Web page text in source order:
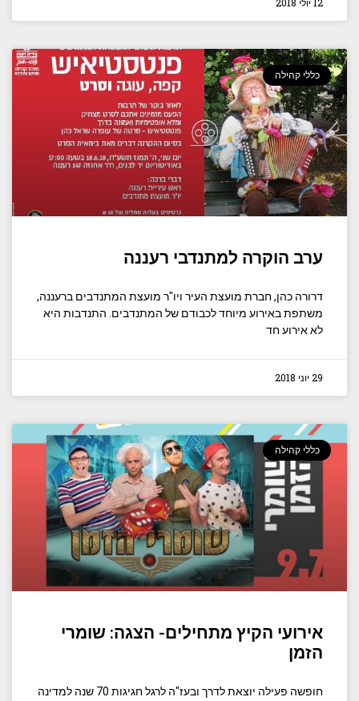
כללי קהילה
ערב הוקרה למתנדבי רעננה
דרורה כהן, חברת מועצת העיר ויו"ר מועצת המתנדבים ברעננה,
משתפת באירוע מיוחד לכבודם של המתנדבים. התנדבות היא
לא אירוע חד
29 יוני 2018
כללי קהילה
אירועי הקיץ מתחילים- הצגה: שומרי
הזמן
חופשה פעילה יוצאת לדרך ובעז"ה לרגל חגיגות 70 שנה למדינה